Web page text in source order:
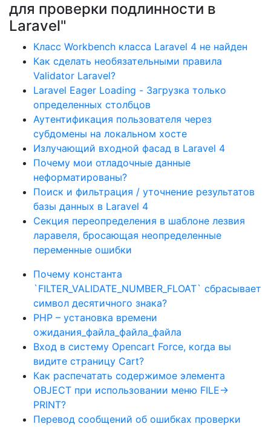
для проверки подлинности в
Laravel"
Класс Workbench класса Laravel 4 не найден
Как сделать необязательными правила
Validator Laravel?
Laravel Eager Loading - Загрузка только
определенных столбцов
Аутентификация пользователя через
субдомены на локальном хосте
Излучающий входной фасад в Laravel 4
Почему мои отладочные данные
неформатированы?
Поиск и фильтрация / уточнение результатов
базы данных в Laravel 4
Секция переопределения в шаблоне лезвия
ларавеля, бросающая неопределенные
переменные ошибки
Почему константа
`FILTER_VALIDATE_NUMBER_FLOAT` сбрасывает
символ десятичного знака?
PHP – установка времени
ожидания_файла_файла_файла
Вход в систему Opencart Force, когда вы
видите страницу Cart?
Как распечатать содержимое элемента
OBJECT при использовании меню FILE->
PRINT?
Перевод сообщений об ошибках проверки